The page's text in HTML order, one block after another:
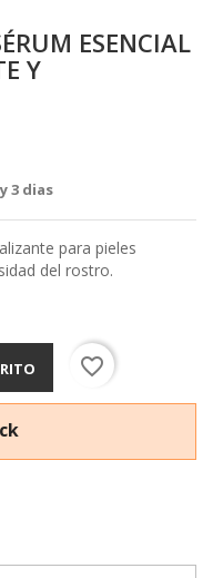
ESENCIAL
Y
3 dias
para pieles
del rostro.
favorite_border